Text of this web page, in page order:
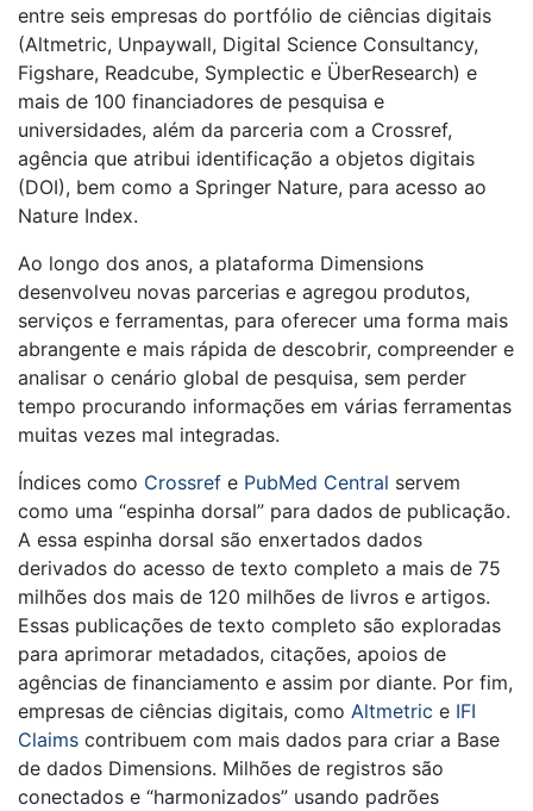
entre seis empresas do portfólio de ciências digitais
(Altmetric, Unpaywall, Digital Science Consultancy,
Figshare, Readcube, Symplectic e ÜberResearch) e
mais de 100 financiadores de pesquisa e
universidades, além da parceria com a Crossref,
agência que atribui identificação a objetos digitais
(DOI), bem como a Springer Nature, para acesso ao
Nature Index.
Ao longo dos anos, a plataforma Dimensions
desenvolveu novas parcerias e agregou produtos,
serviços e ferramentas, para oferecer uma forma mais
abrangente e mais rápida de descobrir, compreender e
analisar o cenário global de pesquisa, sem perder
tempo procurando informações em várias ferramentas
muitas vezes mal integradas.
Índices como Crossref e PubMed Central servem
como uma “espinha dorsal” para dados de publicação.
A essa espinha dorsal são enxertados dados
derivados do acesso de texto completo a mais de 75
milhões dos mais de 120 milhões de livros e artigos.
Essas publicações de texto completo são exploradas
para aprimorar metadados, citações, apoios de
agências de financiamento e assim por diante. Por fim,
empresas de ciências digitais, como Altmetric e IFI
Claims contribuem com mais dados para criar a Base
de dados Dimensions. Milhões de registros são
conectados e “harmonizados” usando padrões